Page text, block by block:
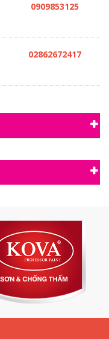
0909853125
02862672417